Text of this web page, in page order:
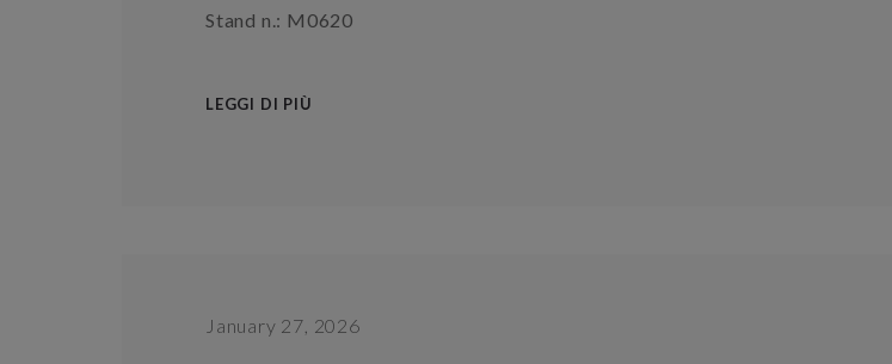
Stand n.: M0620
LEGGI DI PIÙ
January 27, 2026